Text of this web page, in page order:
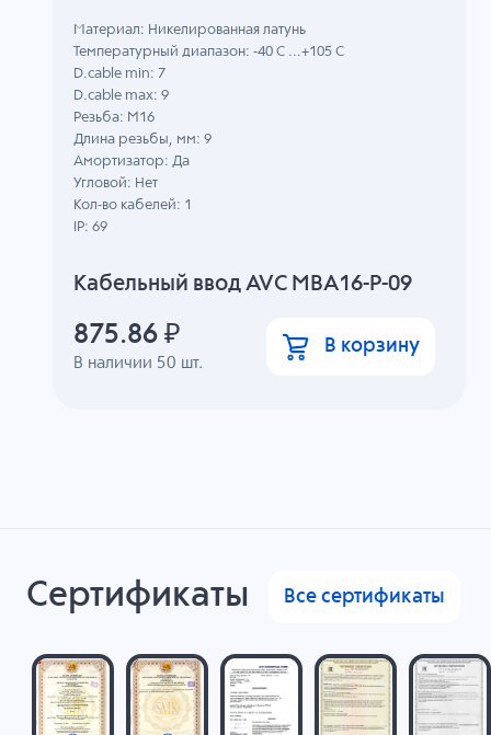
Кабельный ввод AVC MBA16-P-09
В наличии 50 шт.
Материал: Никелированная латунь
Температурный диапазон: -40 C ...+105 C
D.cable min: 7
D.cable max: 9
Резьба: M16
Длина резьбы, мм: 9
Амортизатор: Да
Угловой: Нет
Кол-во кабелей: 1
IP: 69
875.86 ₽ В корзину
Сертификаты Все сертификаты